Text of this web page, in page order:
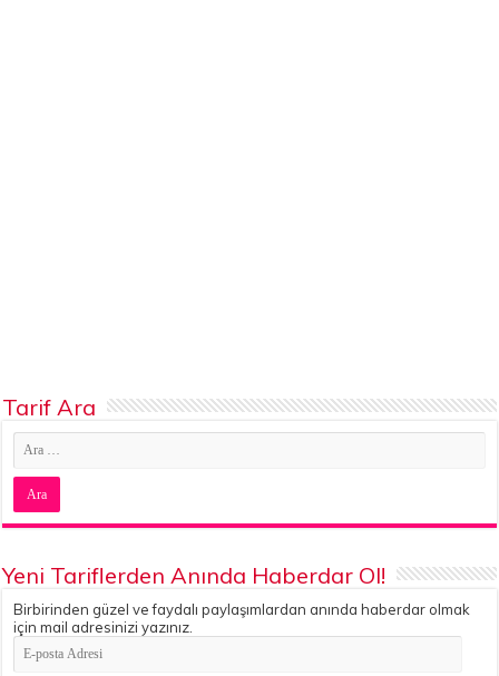
Tarif Ara
Yeni Tariflerden Anında Haberdar Ol!
Birbirinden güzel ve faydalı paylaşımlardan anında haberdar olmak
için mail adresinizi yazınız.
E-
posta